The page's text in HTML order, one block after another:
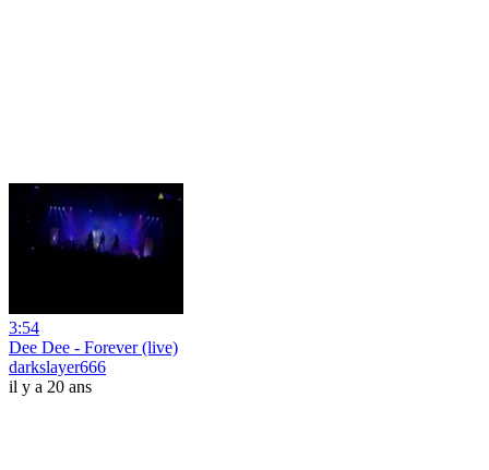
3:54
Dee Dee - Forever (live)
darkslayer666
il y a 20 ans